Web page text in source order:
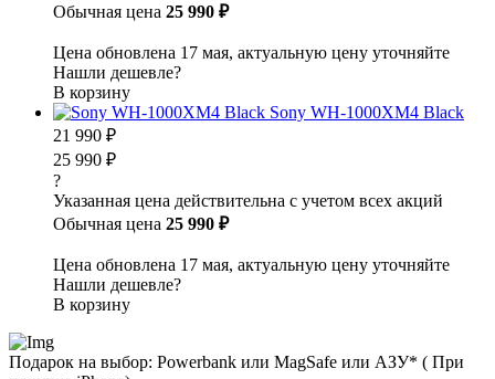
Обычная цена 25 990 ₽
Цена обновлена 17 мая, актуальную цену уточняйте
Нашли дешевле?
В корзину
Sony WH-1000XM4 Black
21 990 ₽
25 990 ₽
?
Указанная цена действительна с учетом всех акций
Обычная цена 25 990 ₽
Цена обновлена 17 мая, актуальную цену уточняйте
Нашли дешевле?
В корзину
Подарок на выбор: Powerbank или MagSafe или AЗУ* ( При